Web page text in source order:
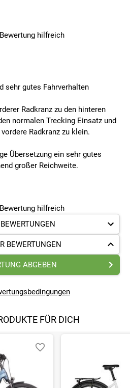
hilfreich
sehr gutes Fahrverhalten
Radkranz zu den hinteren
normalen Trecking Einsatz und
Radkranz zu klein.
Übersetzung ein sehr gutes
großer Reichweite.
hilfreich
BEWERTUNGEN
ABGEBEN
FÜR DICH